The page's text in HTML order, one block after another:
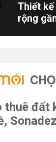
Thiết
rộng
thuê đất